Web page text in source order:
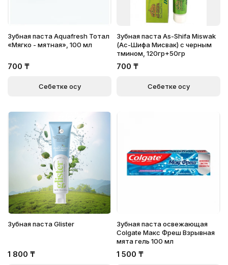
Зубная паста Aquafresh Тотал
«Мягко - мятная», 100 мл
700 ₸
Себетке қосу
Зубная паста As-Shifa Miswak
(Ас-Шифа Мисвак) с черным
тмином, 120гр+50гр
700 ₸
Себетке қосу
Зубная паста Glister
1 800 ₸
Зубная паста освежающая
Colgate Макс Фреш Взрывная
мята гель 100 мл
1 500 ₸